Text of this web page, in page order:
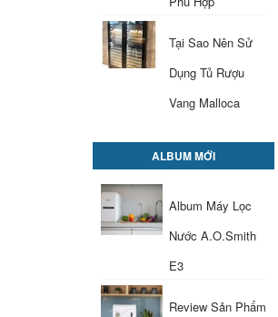
Tại Sao Nên Sử
Dụng Tủ Rượu
Vang Malloca
ALBUM MỚI
Album Máy Lọc
Nước A.O.Smith
E3
Review Sản Phẩm